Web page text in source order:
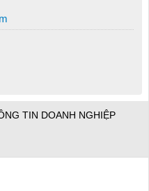
TIN DOANH NGHIỆP